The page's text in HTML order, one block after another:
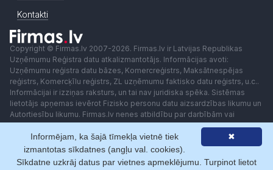
Kontakti
Copyright © Firmas.lv 2007-2026. Firmas.lv ir Latvijas Republikas
Uzņēmumu Reģistra datu atkalizmantotājs. Informācijas avoti:
Uzņēmumu reģistra datu bāzes, Komercreģistrs, Maksātnespējas
reģistrs, Komercķīlu reģistrs, ZL uzņēmumu faktisko datu reģistrs, u.c..
Informācijai ir izziņas raksturs, un tai nav juridiska spēka. Sistēmas
lietotājs apņemas ievērot Fizisko personu datu aizsardzības likumu un
Autortiesību likumu. Firmas.lv nenes atbildību par darbībām vai
lēmumiem, kas balstīti uz saņemto pakalpojumu. Lietotājam aizliegts
izmantot jebkādas automatizētas sistēmas vai iekārtas (robotus)
piekļuvei sistēmai bez rakstiskas saskaņošanas ar Firmas.lv. Galvenā
redaktore: Ingūna Pempere.
✖
Informējam, ka šajā tīmekļa vietnē tiek
izmantotas sīkdatnes (angļu val. cookies).
Sīkdatne uzkrāj datus par vietnes apmeklējumu. Turpinot lietot